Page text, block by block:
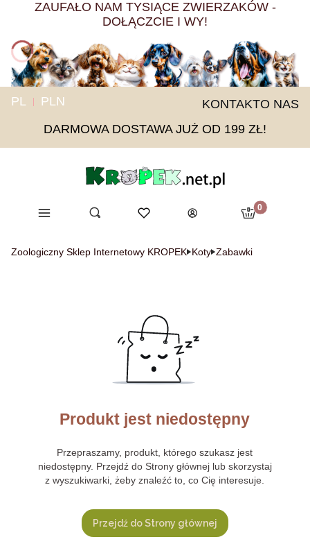
ZAUFAŁO NAM TYSIĄCE ZWIERZAKÓW -
DOŁĄCZCIE I WY!
PL PLN KONTAKTO NAS
DARMOWA DOSTAWA JUŻ OD 199 ZŁ!
Menu Otwórz wyszukiwarkę
Szukaj Ulubione
Zaloguj się
Produkty w
Koszyk
Zoologiczny Sklep Internetowy KROPEK Koty Zabawki
Produkt jest niedostępny
Przepraszamy, produkt, którego szukasz jest
niedostępny. Przejdź do Strony głównej lub skorzystaj
z wyszukiwarki, żeby znaleźć to, co Cię interesuje.
Przejdź do Strony głównej